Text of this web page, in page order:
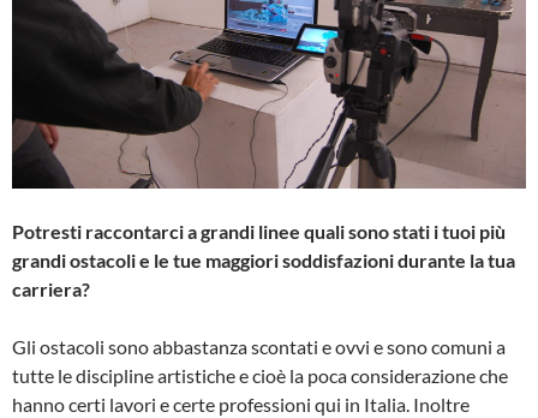
Potresti raccontarci a grandi linee quali sono stati i tuoi più
grandi ostacoli e le tue maggiori soddisfazioni durante la tua
carriera?
Gli ostacoli sono abbastanza scontati e ovvi e sono comuni a
tutte le discipline artistiche e cioè la poca considerazione che
hanno certi lavori e certe professioni qui in Italia. Inoltre